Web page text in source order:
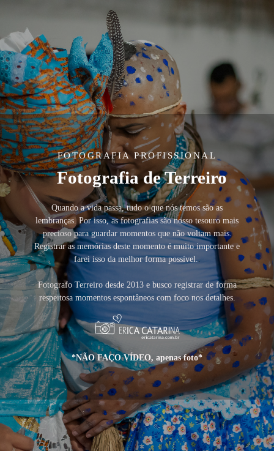
FOTOGRAFIA PROFISSIONAL
Fotografia de Terreiro
Quando a vida passa, tudo o que nós temos são as
lembranças. Por isso, as fotografias são nosso tesouro mais
precioso para guardar momentos que não voltam mais.
Registrar as memórias deste momento é muito importante e
farei isso da melhor forma possível..
Fotografo Terreiro desde 2013 e busco registrar de forma
respeitosa momentos espontâneos com foco nos detalhes.
*NÃO FAÇO VÍDEO, apenas foto*